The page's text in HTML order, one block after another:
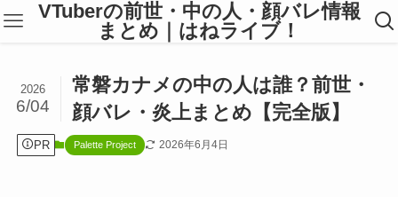
VTuberの前世・中の人・顔バレ情報
まとめ｜はねライブ！
常磐カナメの中の人は誰？前世・
顔バレ・炎上まとめ【完全版】
2026
6/04
PR Palette Project 2026年6月4日